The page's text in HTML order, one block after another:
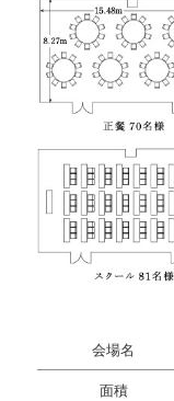
会場名
面積